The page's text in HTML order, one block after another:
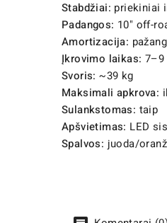
Stabdžiai: priekiniai
Padangos: 10" off-
Amortizacija:
Įkrovimo laikas: 7–9
Svoris: ~39 kg
Maksimali apkrova:
Sulankstomas: taip
Apšvietimas: LED
Spalvos: juoda/